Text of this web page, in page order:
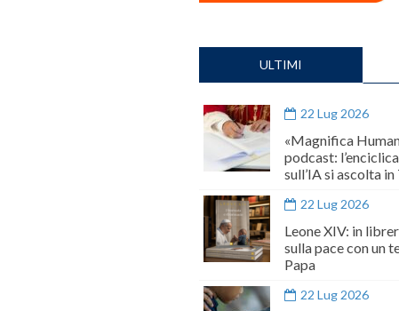
ULTIMI
22 Lug 2026
«Magnifica
podcast:
sull’IA si ascolta
22 Lug 2026
Leone XIV: in
sulla pace con un
Papa
22 Lug 2026